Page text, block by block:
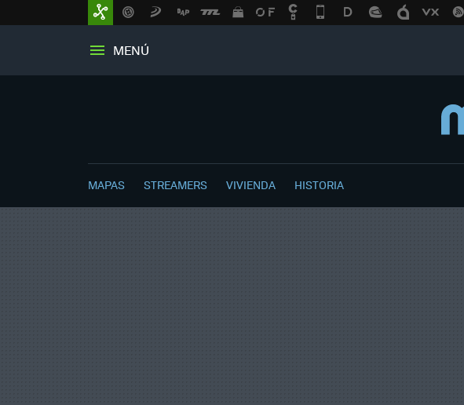
MENÚ
MAPAS STREAMERS VIVIENDA HISTORIA